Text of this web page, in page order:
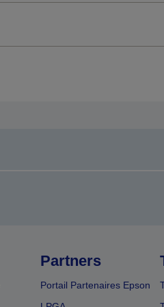
Partners
Portail Partenaires Epson